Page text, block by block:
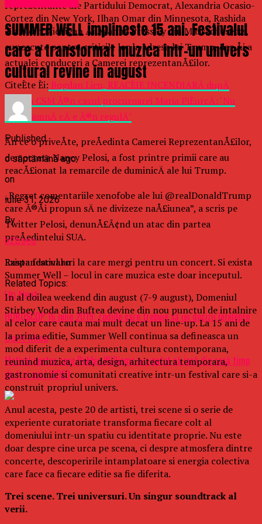
reprezentante ale Partidului Democrat, Alexandria Ocasio-
Cortez din New York, Ilhan Omar din Minnesota, Rashida
Tlaib din Michigan Åi Ayanna Pressley din Massachusetts,
cunoscute pentru criticile lor la adresa lui Trump, dar Åi a
actualei conduceri a Camerei reprezentanÅ£ilor.
CiteÈte Èi: Bogdan Licu, REACÈIE INCENDIARÄ dupÄ
decizia CSM Ã®n cazul procuroarei Maria PiÈurcÄ: ‘Nu
Ã®nseamnÄ cÄ e Ã®n regulÄ’
Ãn ce o priveÅte, preÅedinta Camerei ReprezentanÅ£ilor,
democrata Nancy Pelosi, a fost printre primii care au
reacÅ£ionat la remarcile de duminicÄ ale lui Trump.
„Regret comentariile xenofobe ale lui @realDonaldTrump
care Ã®Åi propun sÄ ne divizeze naÅ£iunea”, a scris pe
Twitter Pelosi, denunÅ£Ã¢nd un atac din partea
preÅedintelui SUA.
Raspandacul.ro
Related Topics:
Up Next
HOROSCOP 16 iulie 2019: Zodiile care trebuie să iei decizii înţelepte
Don't Miss
Motivul pentru care Robbie Williams n-a putut să iasă din casă timp
de trei ani | VIDEO
SUMMER WELL implineste 15 ani. Festivalul
care a transformat muzica intr-un univers
cultural revine in august
Published
o săptămână ago
on
iulie 31, 2026
By
b2bseo
Exista festivaluri la care mergi pentru un concert. Si exista
Summer Well – locul in care muzica este doar inceputul.
In al doilea weekend din august (7-9 august), Domeniul
Stirbey Voda din Buftea devine din nou punctul de intalnire
al celor care cauta mai mult decat un line-up. La 15 ani de
la prima editie, Summer Well continua sa defineasca un
mod diferit de a experimenta cultura contemporana,
reunind muzica, arta, design, arhitectura temporara,
gastronomie si comunitati creative intr-un festival care si-a
construit propriul univers.
Anul acesta, peste 20 de artisti, trei scene si o serie de
experiente curatoriate transforma fiecare colt al
domeniului intr-un spatiu cu identitate proprie. Nu este
doar despre cine urca pe scena, ci despre atmosfera dintre
concerte, descoperirile intamplatoare si energia colectiva
care face ca fiecare editie sa fie diferita.
Trei scene. Trei universuri. Un singur soundtrack al
verii.